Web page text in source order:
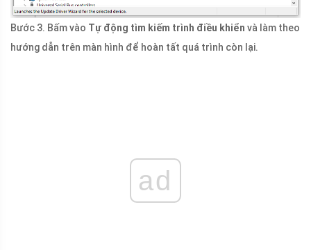
Bước 3. Bấm vào Tự động tìm kiếm trình điều khiển và làm theo
hướng dẫn trên màn hình để hoàn tất quá trình còn lại.
ad